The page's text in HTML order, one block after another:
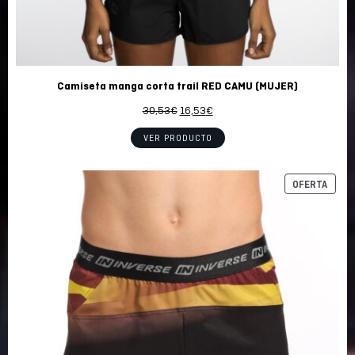
Camiseta manga corta trail RED CAMU (MUJER)
30,53€ El
precio
original
30,53€.
16,53€El
precio
actual
16,53€.
VER PRODUCTO
OFERTA